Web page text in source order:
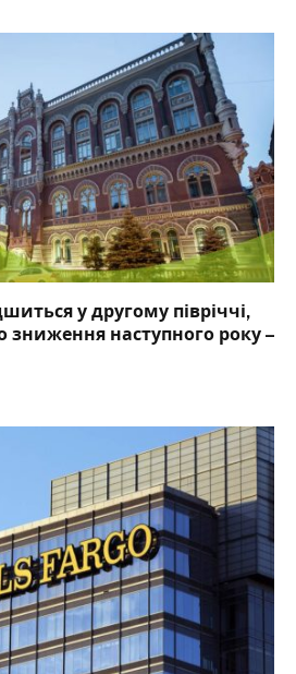
у другому півріччі,
зниження наступного року –